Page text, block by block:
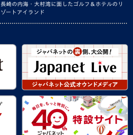
長崎の内海・大村湾に面したゴルフ＆ホテルのリ
ゾートアイランド